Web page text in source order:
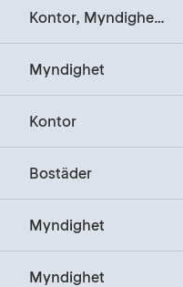
Kontor, Myndighet, Utbildning
Myndighet
Kontor
Bostäder
Myndighet
Myndighet